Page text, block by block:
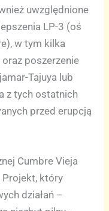
uwzględnione
LP-3 (oś
w tym kilka
poszerzenie
Tajuya lub
z tych ostatnich
przed erupcją
Cumbre Vieja
Projekt, który
działań –